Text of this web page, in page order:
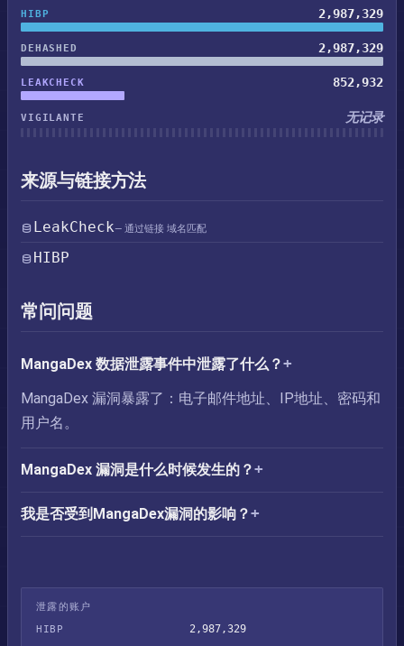
HIBP 2,987,329
DEHASHED 2,987,329
LEAKCHECK 852,932
VIGILANTE 无记录
来源与链接方法
LeakCheck— 通过链接 域名匹配
HIBP
常问问题
MangaDex 数据泄露事件中泄露了什么？
MangaDex 漏洞暴露了：电子邮件地址、IP地址、密码和
用户名。
MangaDex 漏洞是什么时候发生的？
我是否受到MangaDex漏洞的影响？
泄露的账户
HIBP
2,987,329